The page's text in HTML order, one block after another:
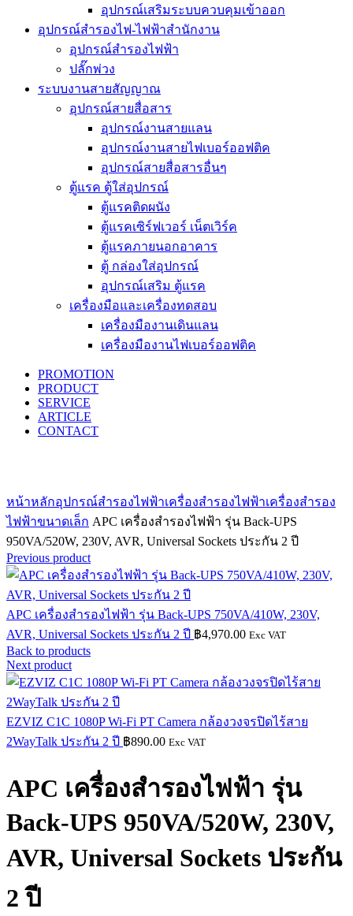
อุปกรณ์เสริมระบบควบคุมเข้าออก
อุปกรณ์สำรองไฟ-ไฟฟ้าสำนักงาน
อุปกรณ์สำรองไฟฟ้า
ปลั๊กพ่วง
ระบบงานสายสัญญาณ
อุปกรณ์สายสื่อสาร
อุปกรณ์งานสายแลน
อุปกรณ์งานสายไฟเบอร์ออฟติค
อุปกรณ์สายสื่อสารอื่นๆ
ตู้แรค ตู้ใส่อุปกรณ์
ตู้แรคติดผนัง
ตู้แรคเซิร์ฟเวอร์ เน็ตเวิร์ค
ตู้แรคภายนอกอาคาร
ตู้ กล่องใส่อุปกรณ์
อุปกรณ์เสริม ตู้แรค
เครื่องมือและเครื่องทดสอบ
เครื่องมืองานเดินแลน
เครื่องมืองานไฟเบอร์ออฟติค
PROMOTION
PRODUCT
SERVICE
ARTICLE
CONTACT
หน้าหลักอุปกรณ์สำรองไฟฟ้าเครื่องสำรองไฟฟ้าเครื่องสำรอง
ไฟฟ้าขนาดเล็ก APC เครื่องสำรองไฟฟ้า รุ่น Back-UPS
950VA/520W, 230V, AVR, Universal Sockets ประกัน 2 ปี
Previous product
APC เครื่องสำรองไฟฟ้า รุ่น Back-UPS 750VA/410W, 230V,
AVR, Universal Sockets ประกัน 2 ปี ฿4,970.00 Exc VAT
Back to products
Next product
EZVIZ C1C 1080P Wi-Fi PT Camera กล้องวงจรปิดไร้สาย
2WayTalk ประกัน 2 ปี ฿890.00 Exc VAT
APC เครื่องสำรองไฟฟ้า รุ่น
Back-UPS 950VA/520W, 230V,
AVR, Universal Sockets ประกัน
2 ปี